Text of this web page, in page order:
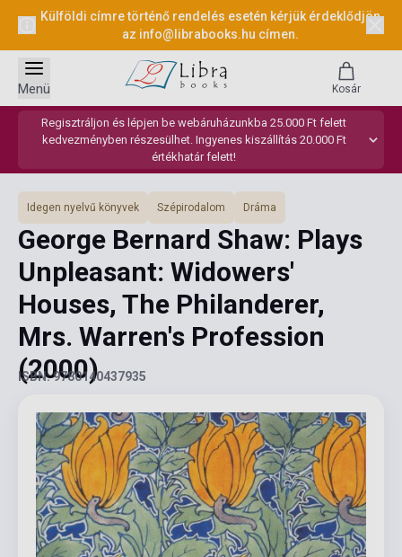
Külföldi címre történő rendelés esetén kérjük érdeklődjön
az info@librabooks.hu címen.
Regisztráljon és lépjen be webáruházunkba 25.000 Ft felett
kedvezményben részesülhet. Ingyenes kiszállítás 20.000 Ft
értékhatár felett!
Menü Kosár
Idegen nyelvű könyvek Szépirodalom Dráma
George Bernard Shaw: Plays
Unpleasant: Widowers'
Houses, The Philanderer,
Mrs. Warren's Profession
(2000)
ISBN: 9780140437935